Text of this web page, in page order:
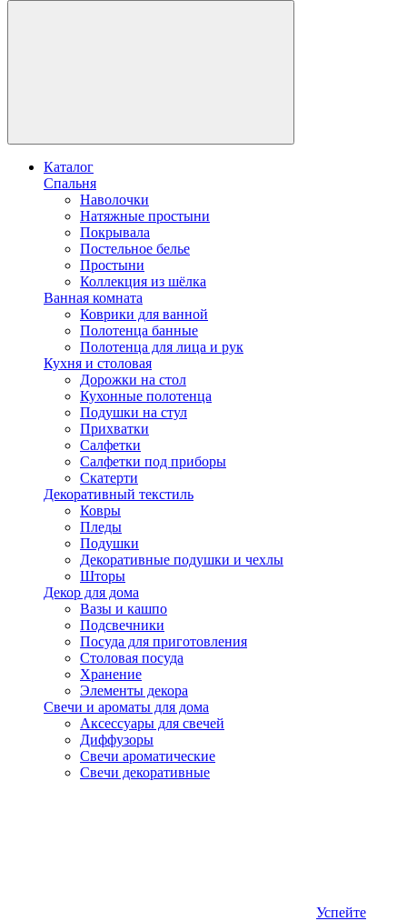
Каталог
Спальня
Наволочки
Натяжные простыни
Покрывала
Постельное белье
Простыни
Коллекция из шёлка
Ванная комната
Коврики для ванной
Полотенца банные
Полотенца для лица и рук
Кухня и столовая
Дорожки на стол
Кухонные полотенца
Подушки на стул
Прихватки
Салфетки
Салфетки под приборы
Скатерти
Декоративный текстиль
Ковры
Пледы
Подушки
Декоративные подушки и чехлы
Шторы
Декор для дома
Вазы и кашпо
Подсвечники
Посуда для приготовления
Столовая посуда
Хранение
Элементы декора
Свечи и ароматы для дома
Аксессуары для свечей
Диффузоры
Свечи ароматические
Свечи декоративные
Успейте